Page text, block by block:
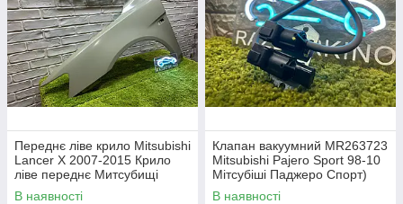
Переднє ліве крило Mitsubishi
Lancer X 2007-2015 Крило
ліве переднє Митсубищі
Лансер 10 Ікс
В наявності
Клапан вакуумний MR263723
Mitsubishi Pajero Sport 98-10
Мітсубіші Паджеро Спорт)
В наявності